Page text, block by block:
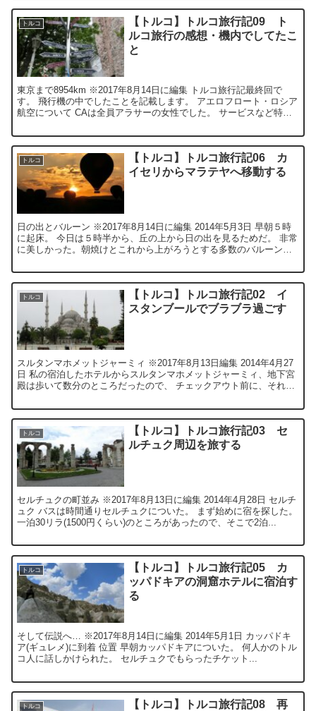
トルコ
【トルコ】トルコ旅行記09 ト
ルコ旅行の感想・機内でしてたこ
と
東京まで8954km ※2017年8月14日に編集 トルコ旅行記最終回で
す。 飛行機の中でしたことを記載します。 アエロフロート・ロシア
航空について CAは全員アラサーの女性でした。 サービスなど特に
トルコ
【トルコ】トルコ旅行記06 カ
イセリからマラテヤへ移動する
日の出とバルーン ※2017年8月14日に編集 2014年5月3日 早朝５時
に起床。 今日は５時半から、丘の上から日の出を見るためだ。 非常
に美しかった。朝焼けとこれから上がろうとする多数のバルーンを
トルコ
【トルコ】トルコ旅行記02 イ
スタンブールでブラブラ過ごす
スルタンマホメットジャーミィ ※2017年8月13日編集 2014年4月27
日 私の宿泊したホテルからスルタンマホメットジャーミィ、地下宮
殿は歩いて数分のところだったので、 チェックアウト前に、それら
トルコ
【トルコ】トルコ旅行記03 セ
ルチュク周辺を旅する
セルチュクの町並み ※2017年8月13日に編集 2014年4月28日 セルチ
ュク バスは時間通りセルチュクについた。 まず始めに宿を探した。
一泊30リラ(1500円くらい)のところがあったので、そこで2泊...
トルコ
【トルコ】トルコ旅行記05 カ
ッパドキアの洞窟ホテルに宿泊す
る
そして伝説へ… ※2017年8月14日に編集 2014年5月1日 カッパドキ
ア(ギュレメ)に到着 位置 早朝カッパドキアについた。 何人かのトル
コ人に話しかけられた。 セルチュクでもらったチケット...
トルコ
【トルコ】トルコ旅行記08 再